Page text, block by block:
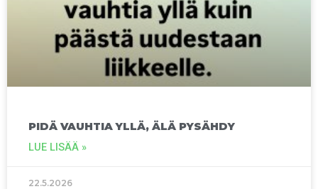
PIDÄ VAUHTIA YLLÄ, ÄLÄ PYSÄHDY
LUE LISÄÄ »
22.5.2026